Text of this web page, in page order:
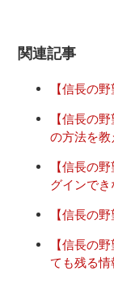
関連記事
【信長の
【信長の
の方法を
【信長の
グインでき
【信長の
【信長の
ても残る